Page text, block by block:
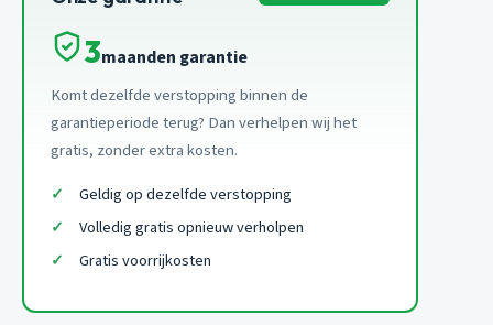
3maanden garantie
Komt dezelfde verstopping binnen de
garantieperiode terug? Dan verhelpen wij het
gratis, zonder extra kosten.
Geldig op dezelfde verstopping
Volledig gratis opnieuw verholpen
Gratis voorrijkosten